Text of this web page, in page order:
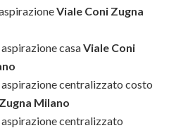
Viale Coni Zugna
casaViale Coni
centralizzato costo
Milano
centralizzato